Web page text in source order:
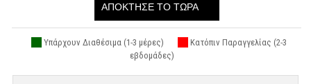
ΑΠΟΚΤΗΣΕ ΤΟ ΤΩΡΑ
Υπάρχουν Διαθέσιμα (1-3 μέρες)
Κατόπιν Παραγγελίας (2-3
εβδομάδες)